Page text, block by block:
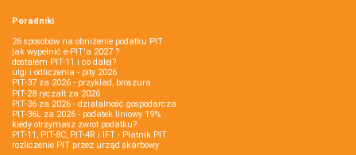
Poradniki
26 sposobów na obniżenie podatku PIT
jak wypełnić e-PIT'a 2027 ?
dostałem PIT-11 i co dalej?
ulgi i odliczenia - pity 2026
PIT-37 za 2026 - przykład, broszura
PIT-28 ryczałt za 2026
PIT-36 za 2026 - działalność gospodarcza
PIT-36L za 2026 - podatek liniowy 19%
kiedy otrzymasz zwrot podatku?
PIT-11, PIT-8C, PIT-4R i IFT - Płatnik PIT
rozliczenie PIT przez urząd skarbowy